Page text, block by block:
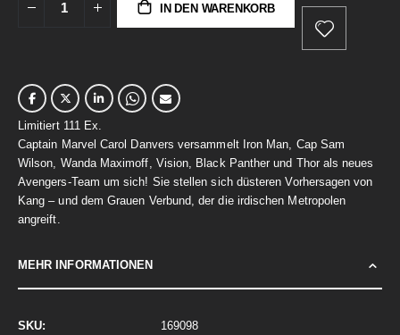
IN DEN WARENKORB
Limitiert 111 Ex.
Captain Marvel Carol Danvers versammelt Iron Man, Cap Sam
Wilson, Wanda Maximoff, Vision, Black Panther und Thor als neues
Avengers-Team um sich! Sie stellen sich düsteren Vorhersagen von
Kang – und dem Grauen Verbund, der die irdischen Metropolen
angreift.
MEHR INFORMATIONEN
Mehr
169098